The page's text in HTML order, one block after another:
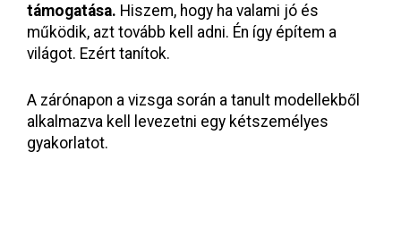
támogatása. Hiszem, hogy ha valami jó és
működik, azt tovább kell adni. Én így építem a
világot. Ezért tanítok.
A zárónapon a vizsga során a tanult modellekből
alkalmazva kell levezetni egy kétszemélyes
gyakorlatot.